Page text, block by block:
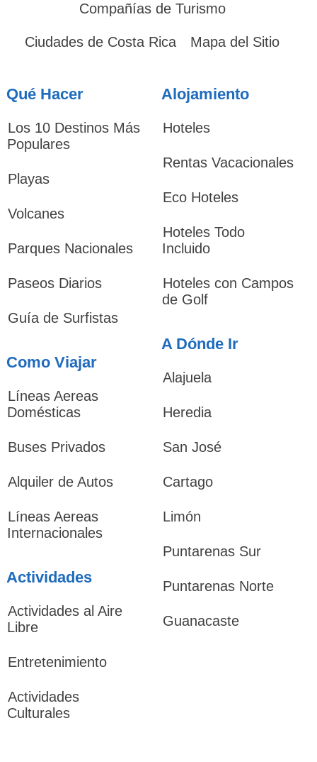
Compañías de Turismo
Ciudades de Costa Rica Mapa del Sitio
Qué Hacer
Los 10 Destinos Más
Populares
Playas
Volcanes
Parques Nacionales
Paseos Diarios
Guía de Surfistas
Como Viajar
Líneas Aereas
Domésticas
Buses Privados
Alquiler de Autos
Líneas Aereas
Internacionales
Actividades
Actividades al Aire
Libre
Entretenimiento
Actividades
Culturales
Alojamiento
Hoteles
Rentas Vacacionales
Eco Hoteles
Hoteles Todo
Incluido
Hoteles con Campos
de Golf
A Dónde Ir
Alajuela
Heredia
San José
Cartago
Limón
Puntarenas Sur
Puntarenas Norte
Guanacaste